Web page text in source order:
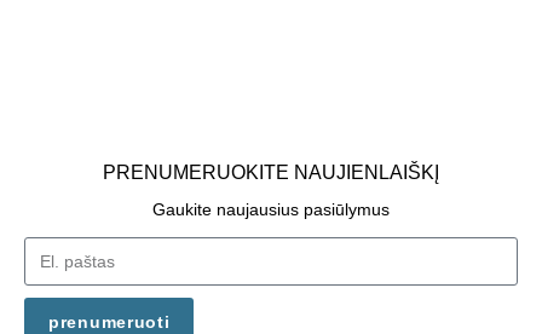
PRENUMERUOKITE NAUJIENLAIŠKĮ
Gaukite naujausius pasiūlymus
prenumeruoti